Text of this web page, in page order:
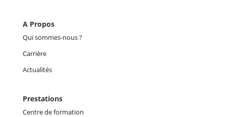
A Propos
Qui sommes-nous ?
Carrière
Actualités
Prestations
Centre de formation